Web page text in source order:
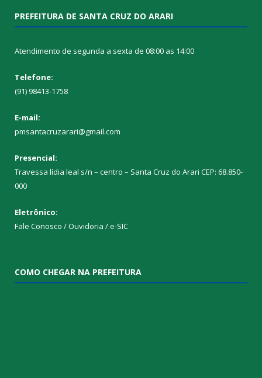
PREFEITURA DE SANTA CRUZ DO ARARI
Atendimento de segunda a sexta de 08:00 as 14:00
Telefone:
(91) 98413-1758
E-mail:
pmsantacruzarari@gmail.com
Presencial:
Travessa lídia leal s/n – centro – Santa Cruz do Arari CEP: 68.850-
000
Eletrônico:
Fale Conosco / Ouvidoria / e-SIC
COMO CHEGAR NA PREFEITURA